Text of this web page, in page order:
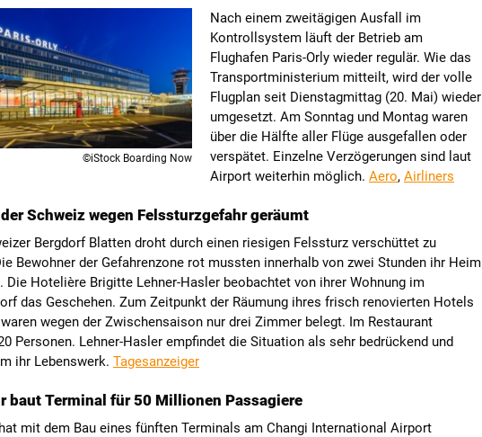
©iStock Boarding Now
Nach einem zweitägigen Ausfall im
Kontrollsystem läuft der Betrieb am
Flughafen Paris-Orly wieder regulär. Wie das
Transportministerium mitteilt, wird der volle
Flugplan seit Dienstagmittag (20. Mai) wieder
umgesetzt. Am Sonntag und Montag waren
über die Hälfte aller Flüge ausgefallen oder
verspätet. Einzelne Verzögerungen sind laut
Airport weiterhin möglich. Aero, Airliners
Schweiz wegen Felssturzgefahr geräumt
Bergdorf Blatten droht durch einen riesigen Felssturz verschüttet zu
Bewohner der Gefahrenzone rot mussten innerhalb von zwei Stunden ihr Heim
Die Hotelière Brigitte Lehner-Hasler beobachtet von ihrer Wohnung im
das Geschehen. Zum Zeitpunkt der Räumung ihres frisch renovierten Hotels
wegen der Zwischensaison nur drei Zimmer belegt. Im Restaurant
Personen. Lehner-Hasler empfindet die Situation als sehr bedrückend und
ihr Lebenswerk. Tagesanzeiger
baut Terminal für 50 Millionen Passagiere
mit dem Bau eines fünften Terminals am Changi International Airport